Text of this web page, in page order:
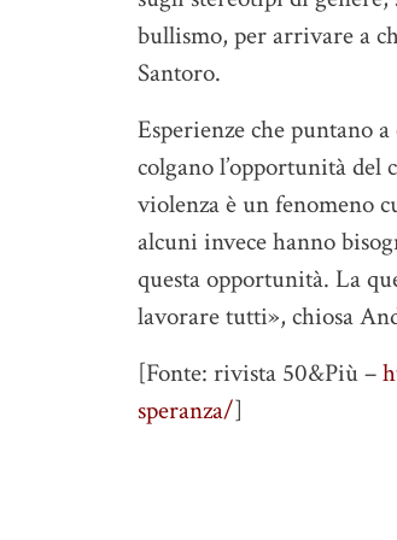
bullismo, per arrivare a
Santoro.
Esperienze che puntano
colgano l’opportunità del
violenza è un fenomeno
alcuni invece hanno
questa opportunità. La
lavorare tutti», chiosa
[Fonte: rivista 50&Più –
speranza/]